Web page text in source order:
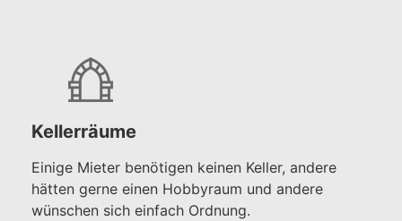
Kellerräume
Einige Mieter benötigen keinen Keller, andere
hätten gerne einen Hobbyraum und andere
wünschen sich einfach Ordnung.